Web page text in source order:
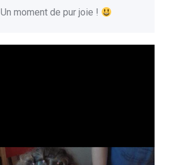
Un moment de pur joie !